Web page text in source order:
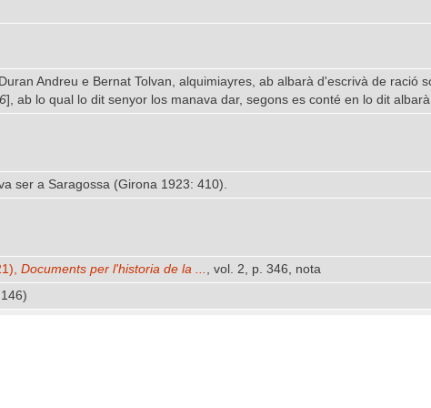
Andreu e Bernat Tolvan, alquimiayres, ab albarà d'escrivà de ració
], ab lo qual lo dit senyor los manava dar, segons es conté en lo dit
ser a Saragossa (Girona 1923: 410).
Documents per l'historia de la ... , vol. 2, p. 346, nota